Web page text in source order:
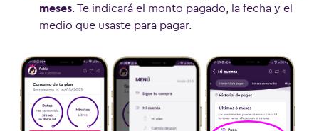
meses. Te indicará el monto pagado, la fecha y el
medio que usaste para pagar.